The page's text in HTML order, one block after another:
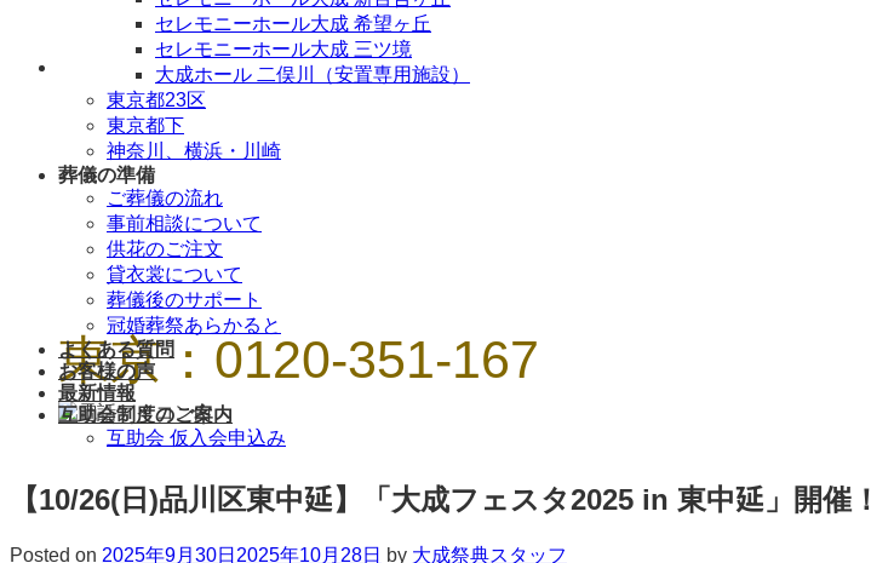
年中無休 / 24時間
東京：0120-351-167
セレモニーホール大成 希望ヶ丘
セレモニーホール大成 三ツ境
大成ホール 二俣川（安置専用施設）
東京都23区
東京都下
神奈川、横浜・川崎
葬儀の準備
ご葬儀の流れ
事前相談について
供花のご注文
貸衣裳について
葬儀後のサポート
冠婚葬祭あらかると
よくある質問
お客様の声
最新情報
互助会制度のご案内
互助会 仮入会申込み
【10/26(日)品川区東中延】「大成フェスタ2025 in 東中延」開催！
Posted on 2025年9月30日 2025年10月28日 by 大成祭典スタッフ